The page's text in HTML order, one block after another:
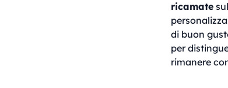
ricamate
di buon
per
rimanere